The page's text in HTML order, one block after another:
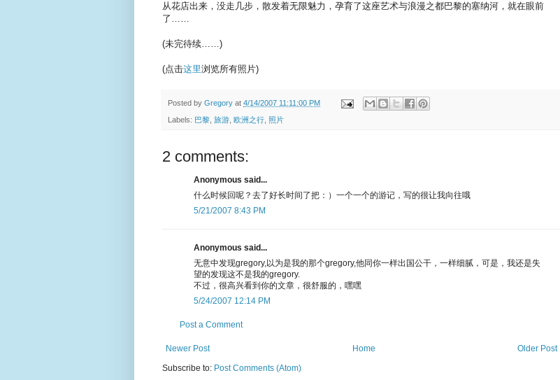
从花店出来，没走几步，散发着无限魅力，孕育了这座艺术与浪漫之都巴黎的塞纳河，就在眼前
了……
(未完待续……)
(点击这里浏览所有照片)
Posted by Gregory at 4/14/2007 11:11:00 PM
Labels: 巴黎, 旅游, 欧洲之行, 照片
2 comments:
Anonymous said...
什么时候回呢？去了好长时间了把：）一个一个的游记，写的很让我向往哦
5/21/2007 8:43 PM
Anonymous said...
无意中发现gregory,以为是我的那个gregory,他同你一样出国公干，一样细腻，可是，我还是失
望的发现这不是我的gregory.
不过，很高兴看到你的文章，很舒服的，嘿嘿
5/24/2007 12:14 PM
Post a Comment
Newer Post Older Post
Home
Subscribe to: Post Comments (Atom)